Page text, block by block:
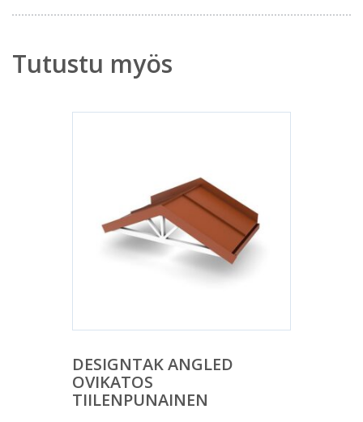
Tutustu myös
DESIGNTAK ANGLED
OVIKATOS
TIILENPUNAINEN